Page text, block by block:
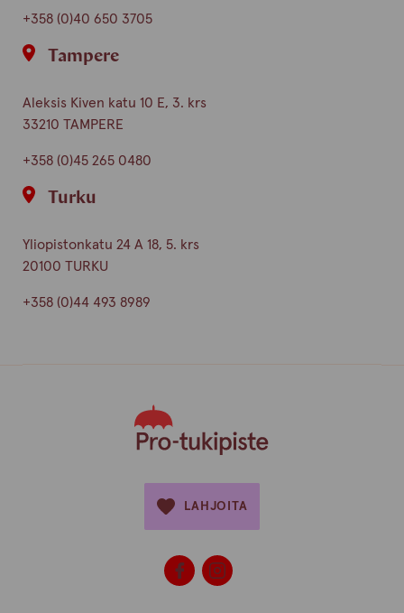
+358 (0)40 650 3705
Tampere
Aleksis Kiven katu 10 E, 3. krs
33210 TAMPERE
+358 (0)45 265 0480
Turku
Yliopistonkatu 24 A 18, 5. krs
20100 TURKU
+358 (0)44 493 8989
LAHJOITA